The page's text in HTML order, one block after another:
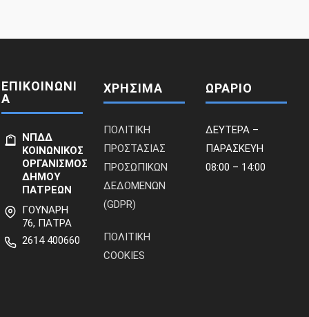
ΕΠΙΚΟΙΝΩΝΙ
Α
ΝΠΔΔ
ΚΟΙΝΩΝΙΚΟΣ
ΟΡΓΑΝΙΣΜΟΣ
ΔΗΜΟΥ
ΠΑΤΡΕΩΝ
ΓΟΥΝΑΡΗ
76, ΠΑΤΡΑ
2614 400660
ΧΡΗΣΙΜΑ
ΠΟΛΙΤΙΚΗ
ΠΡΟΣΤΑΣΙΑΣ
ΠΡΟΣΩΠΙΚΩΝ
ΔΕΔΟΜΕΝΩΝ
(GDPR)
ΠΟΛΙΤΙΚΗ
COOKIES
ΩΡΑΡΙΟ
ΔΕΥΤΕΡΑ –
ΠΑΡΑΣΚΕΥΗ
08:00 – 14:00